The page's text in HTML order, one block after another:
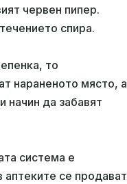
червен пипер.
спира.
то
нараненото място, а
начин да забавят
система е
се продават